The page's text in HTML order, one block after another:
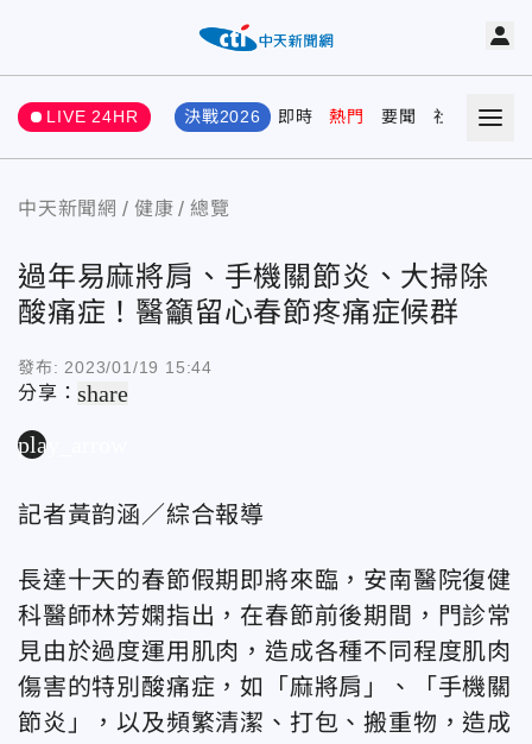
LIVE 24HR 決戰2026 即時 熱門 要聞 社會 娛樂
中天新聞網 健康 總覽
過年易麻將肩、手機關節炎、大掃除
酸痛症！醫籲留心春節疼痛症候群
發布: 2023/01/19 15:44
分享：share
play_arrow
記者黃韵涵／綜合報導
長達十天的春節假期即將來臨，安南醫院復健
科醫師林芳嫻指出，在春節前後期間，門診常
見由於過度運用肌肉，造成各種不同程度肌肉
傷害的特別酸痛症，如「麻將肩」、「手機關
節炎」，以及頻繁清潔、打包、搬重物，造成